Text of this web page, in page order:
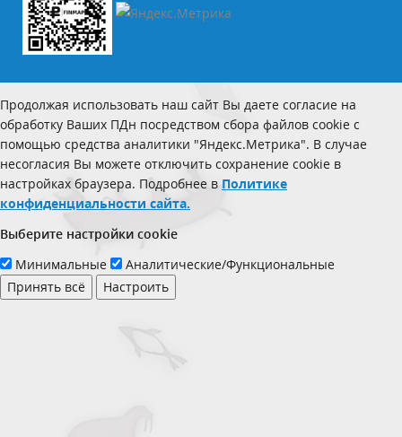
Продолжая использовать наш сайт Вы даете согласие на
обработку Ваших ПДн посредством сбора файлов cookie с
помощью средства аналитики "Яндекс.Метрика". В случае
несогласия Вы можете отключить сохранение cookie в
настройках браузера. Подробнее в Политике
конфиденциальности сайта.
Выберите настройки cookie
Минимальные
Аналитические/Функциональные
Принять всё
Настроить